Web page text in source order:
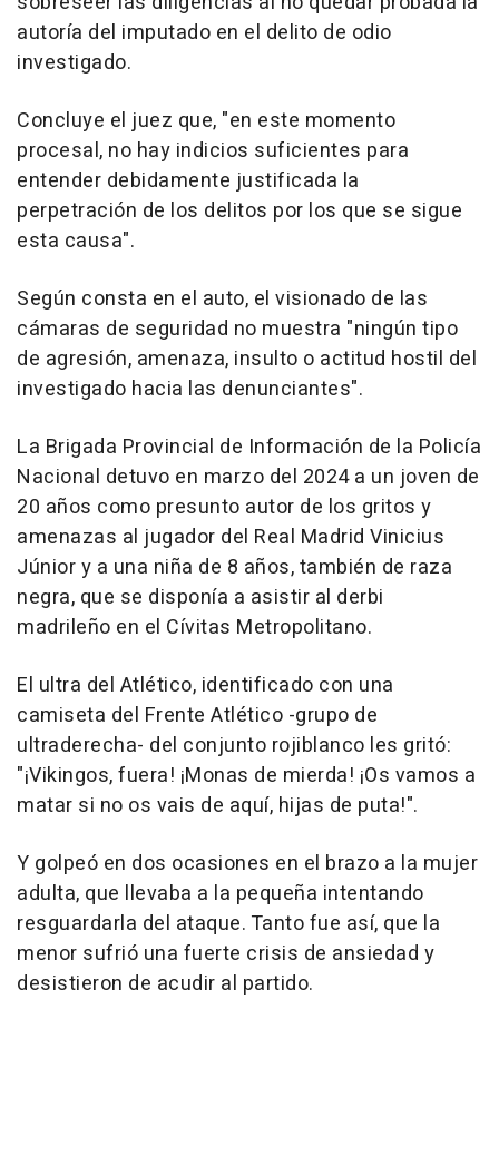
autoría del imputado en el delito de odio
investigado.
Concluye el juez que, "en este momento
procesal, no hay indicios suficientes para
entender debidamente justificada la
perpetración de los delitos por los que se sigue
esta causa".
Según consta en el auto, el visionado de las
cámaras de seguridad no muestra "ningún tipo
de agresión, amenaza, insulto o actitud hostil del
investigado hacia las denunciantes".
La Brigada Provincial de Información de la Policía
Nacional detuvo en marzo del 2024 a un joven de
20 años como presunto autor de los gritos y
amenazas al jugador del Real Madrid Vinicius
Júnior y a una niña de 8 años, también de raza
negra, que se disponía a asistir al derbi
madrileño en el Cívitas Metropolitano.
El ultra del Atlético, identificado con una
camiseta del Frente Atlético -grupo de
ultraderecha- del conjunto rojiblanco les gritó:
"¡Vikingos, fuera! ¡Monas de mierda! ¡Os vamos a
matar si no os vais de aquí, hijas de puta!".
Y golpeó en dos ocasiones en el brazo a la mujer
adulta, que llevaba a la pequeña intentando
resguardarla del ataque. Tanto fue así, que la
menor sufrió una fuerte crisis de ansiedad y
desistieron de acudir al partido.